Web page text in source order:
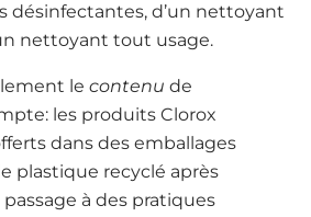
désinfectantes, d’un nettoyant
nettoyant tout usage.
le contenu de
les produits Clorox
dans des emballages
plastique recyclé après
à des pratiques